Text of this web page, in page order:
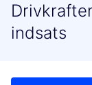
indsats